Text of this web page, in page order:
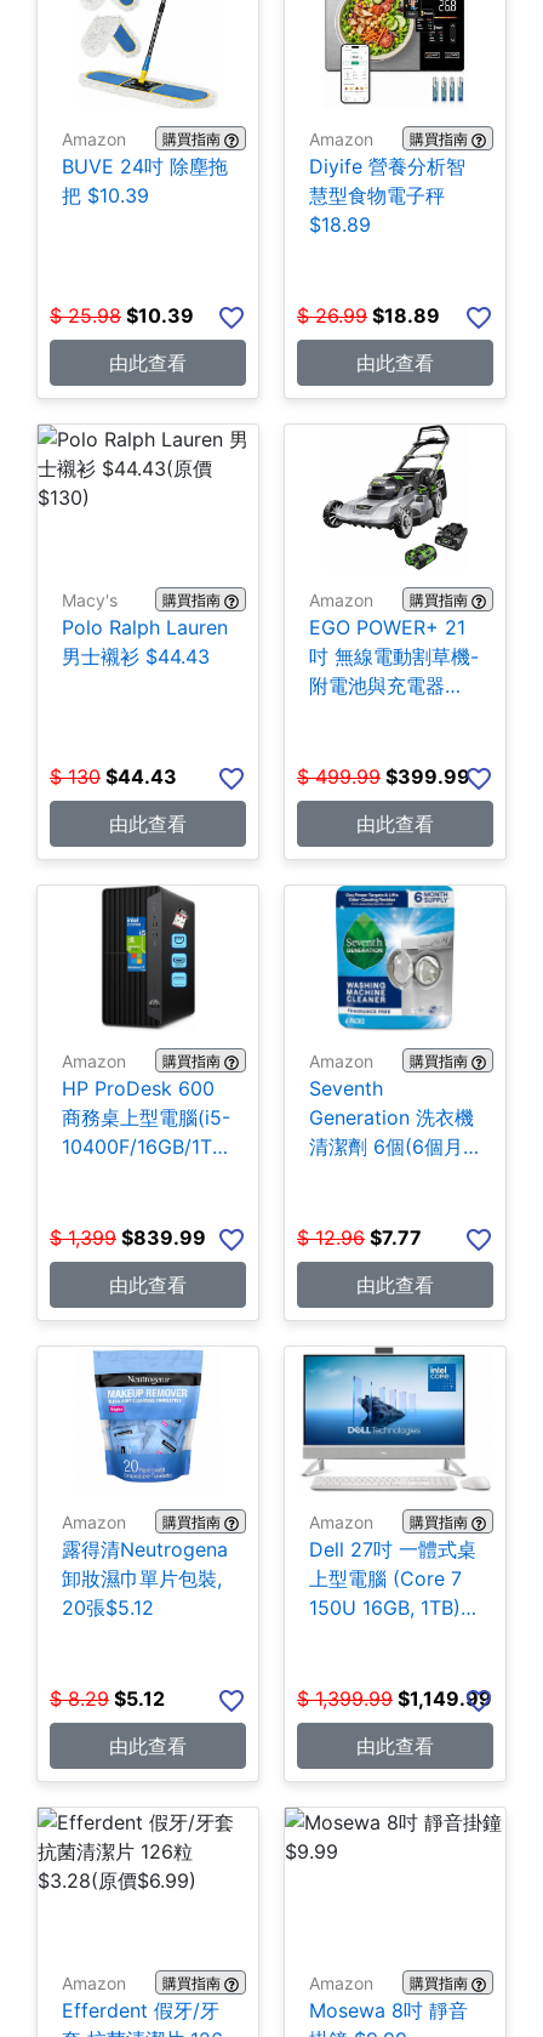
Amazon 購買指南
BUVE 24吋 除塵拖
把 $10.39
$ 25.98 $10.39
由此查看
Amazon 購買指南
Diyife 營養分析智
慧型食物電子秤
$18.89
$ 26.99 $18.89
由此查看
Macy's 購買指南
Polo Ralph Lauren
男士襯衫 $44.43
$ 130 $44.43
由此查看
Amazon 購買指南
EGO POWER+ 21
吋 無線電動割草機-
附電池與充電器
$ 499.99 $399.99
由此查看
Amazon 購買指南
HP ProDesk 600
商務桌上型電腦(i5-
10400F/16GB/1TB
$ 1,399 $839.99
由此查看
Amazon 購買指南
Seventh
Generation 洗衣機
清潔劑 6個(6個月
$ 12.96 $7.77
由此查看
Amazon 購買指南
露得清Neutrogena
卸妝濕巾單片包裝,
20張$5.12
$ 8.29 $5.12
由此查看
Amazon 購買指南
Dell 27吋 一體式桌
上型電腦 (Core 7
150U 16GB, 1TB)
$ 1,399.99 $1,149.99
由此查看
Amazon 購買指南
Efferdent 假牙/牙
Amazon 購買指南
Mosewa 8吋 靜音